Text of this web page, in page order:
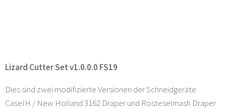
Lizard Cutter Set v1.0.0.0 FS19
Dies sind zwei modifizierte Versionen der Schneidgeräte
CaseIH / New Holland 3162 Draper und Rosteselmash Draper